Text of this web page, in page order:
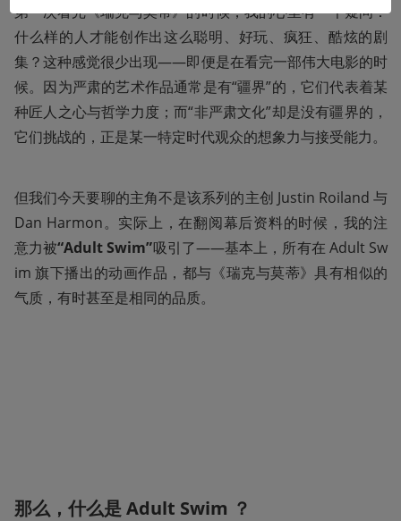
第一次看完《瑞克与莫蒂》的时候，我的心里有一个疑问：
什么样的人才能创作出这么聪明、好玩、疯狂、酷炫的剧
集？这种感觉很少出现——即便是在看完一部伟大电影的时
候。因为严肃的艺术作品通常是有“疆界”的，它们代表着某
种匠人之心与哲学力度；而“非严肃文化”却是没有疆界的，
它们挑战的，正是某一特定时代观众的想象力与接受能力。
但我们今天要聊的主角不是该系列的主创 Justin Roiland 与
Dan Harmon。实际上，在翻阅幕后资料的时候，我的注
意力被“Adult Swim”吸引了——基本上，所有在 Adult Sw
im 旗下播出的动画作品，都与《瑞克与莫蒂》具有相似的
气质，有时甚至是相同的品质。
那么，什么是 Adult Swim ？